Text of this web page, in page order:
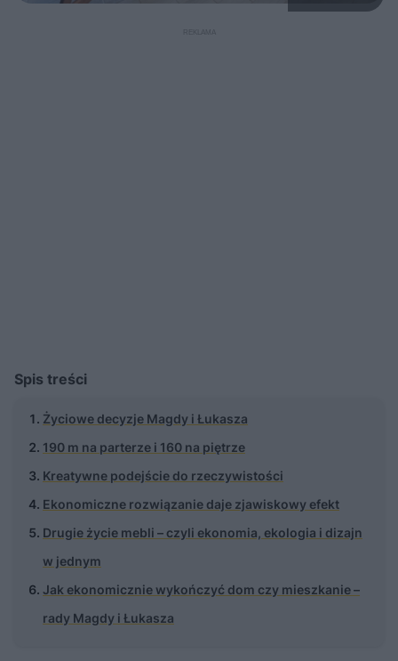
Spis treści
Życiowe decyzje Magdy i Łukasza
190 m na parterze i 160 na piętrze
Kreatywne podejście do rzeczywistości
Ekonomiczne rozwiązanie daje zjawiskowy efekt
Drugie życie mebli – czyli ekonomia, ekologia i dizajn
w jednym
Jak ekonomicznie wykończyć dom czy mieszkanie –
rady Magdy i Łukasza